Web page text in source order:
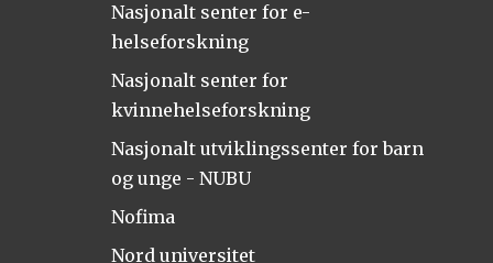
Nasjonalt senter for e-
helseforskning
Nasjonalt senter for
kvinnehelseforskning
Nasjonalt utviklingssenter for barn
og unge - NUBU
Nofima
Nord universitet